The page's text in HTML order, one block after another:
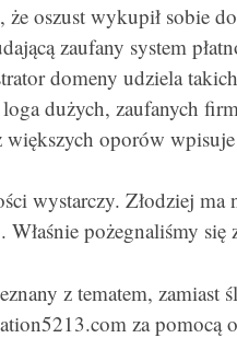
że oszust wykupił sobie
zaufany system
domeny udziela
dużych, zaufanych
większych oporów
wystarczy. Złodziej
pożegnaliśmy się
z tematem, zamiast
za pomocą